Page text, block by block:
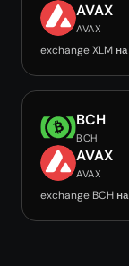
AVAX
AVAX
exchange XLM
BCH
BCH
AVAX
AVAX
exchange BCH